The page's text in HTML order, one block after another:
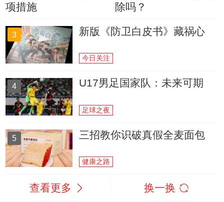
项措施
除吗？
3 新版《防卫白皮书》藏祸心
今日关注
4 U17男足国家队：未来可期
足球之夜
5 三招教你识破真假全麦面包
健康之路
查看更多 换一换